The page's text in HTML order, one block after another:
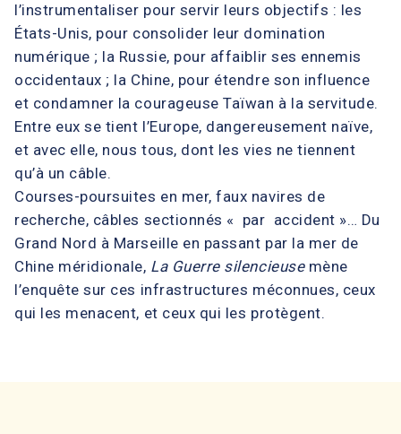
l’instrumentaliser pour servir leurs objectifs : les
États-Unis, pour consolider leur domination
numérique ; la Russie, pour affaiblir ses ennemis
occidentaux ; la Chine, pour étendre son influence
et condamner la courageuse Taïwan à la servitude.
Entre eux se tient l’Europe, dangereusement naïve,
et avec elle, nous tous, dont les vies ne tiennent
qu’à un câble.
Courses-poursuites en mer, faux navires de
recherche, câbles sectionnés « par accident »… Du
Grand Nord à Marseille en passant par la mer de
Chine méridionale, La Guerre silencieuse mène
l’enquête sur ces infrastructures méconnues, ceux
qui les menacent, et ceux qui les protègent.